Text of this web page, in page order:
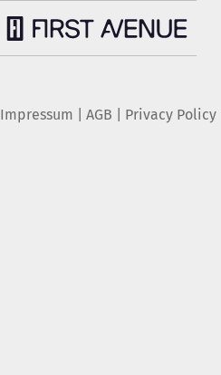
Impressum AGB Privacy Policy|